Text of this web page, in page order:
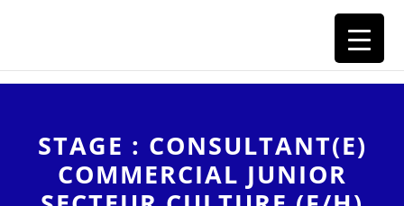
RECRUTEMENT GROUPE BAYARD
STAGE : CONSULTANT(E)
COMMERCIAL JUNIOR